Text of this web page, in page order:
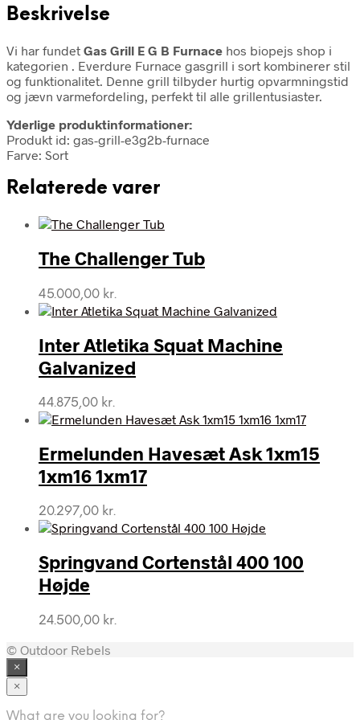
Beskrivelse
Vi har fundet Gas Grill E G B Furnace hos biopejs shop i
kategorien . Everdure Furnace gasgrill i sort kombinerer stil
og funktionalitet. Denne grill tilbyder hurtig opvarmningstid
og jævn varmefordeling, perfekt til alle grillentusiaster.
Yderlige produktinformationer:
Produkt id: gas-grill-e3g2b-furnace
Farve: Sort
Relaterede varer
The Challenger Tub
45.000,00 kr.
Inter Atletika Squat Machine
Galvanized
44.875,00 kr.
Ermelunden Havesæt Ask 1xm15
1xm16 1xm17
20.297,00 kr.
Springvand Cortenstål 400 100
Højde
24.500,00 kr.
© Outdoor Rebels
×
×
What are you looking for?